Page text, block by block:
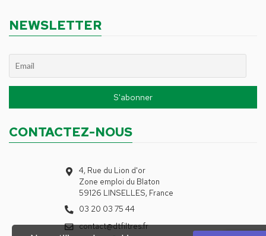
NEWSLETTER
CONTACTEZ-NOUS
4, Rue du Lion d'or
Zone emploi du Blaton
59126 LINSELLES, France
03 20 03 75 44
contact@dtfiltres.fr